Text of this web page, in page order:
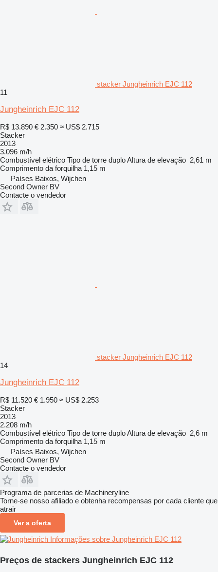
stacker Jungheinrich EJC 112
11
Jungheinrich EJC 112
R$ 13.890 € 2.350 ≈ US$ 2.715
Stacker
2013
3.096 m/h
Combustível elétrico Tipo de torre duploAltura de elevação 2,61 m
Comprimento da forquilha 1,15 m
Países Baixos, Wijchen
Second Owner BV
Contacte o vendedor
stacker Jungheinrich EJC 112
14
Jungheinrich EJC 112
R$ 11.520 € 1.950 ≈ US$ 2.253
Stacker
2013
2.208 m/h
Combustível elétrico Tipo de torre duploAltura de elevação 2,6 m
Comprimento da forquilha 1,15 m
Países Baixos, Wijchen
Second Owner BV
Contacte o vendedor
Programa de parcerias de Machineryline
Torne-se nosso afiliado e obtenha recompensas por cada cliente que
atrair
Ver a oferta
Informações sobre Jungheinrich EJC 112
Preços de stackers Jungheinrich EJC 112